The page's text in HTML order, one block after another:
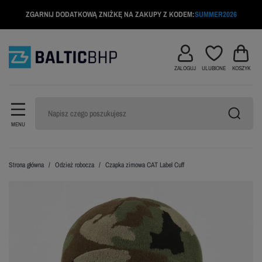
ZGARNIJ DODATKOWĄ ZNIŻKĘ NA ZAKUPY Z KODEM:SUMMER2026
MENU
ZALOGUJ ULUBIONE KOSZYK
Strona główna Odzież robocza Czapka zimowa CAT Label Cuff